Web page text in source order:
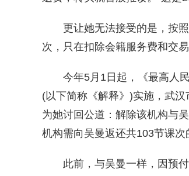
更让她无法接受的是，按照
次，只在扣除会籍服务费和交
今年5月1日起，《最高人民
(以下简称《解释》)实施，武
为她讨回公道：解除该机构与
机构需向吴曼返还共103节课次
此前，与吴曼一样，因预付式